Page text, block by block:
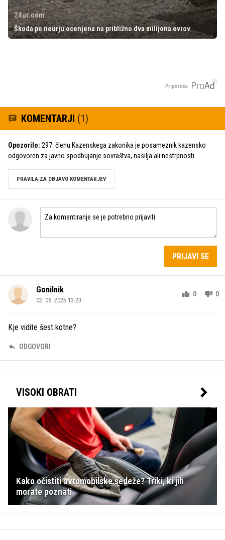
24ur.com
Škoda po neurju ocenjena na približno dva milijona evrov
Priporoča
KOMENTARJI (1)
Opozorilo: 297. členu Kazenskega zakonika je posameznik kazensko
odgovoren za javno spodbujanje sovraštva, nasilja ali nestrpnosti.
PRAVILA ZA OBJAVO KOMENTARJEV
PRIJAVI SE
Gonilnik
02. 06. 2025 13.23
0 0
Kje vidite šest kotne?
ODGOVORI
VISOKI OBRATI
Kako očistiti avtomobilske sedeže? Triki, ki jih
morate poznati